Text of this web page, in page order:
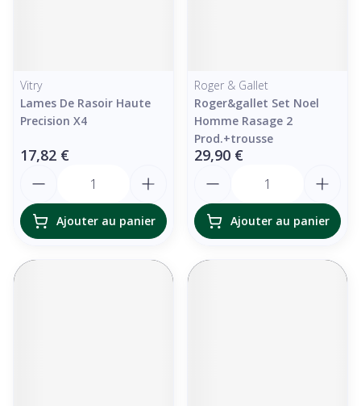
Vitry
Lames De Rasoir Haute
Precision X4
17,82 €
Ajouter au panier
Roger & Gallet
Roger&gallet Set Noel
Homme Rasage 2
Prod.+trousse
29,90 €
Ajouter au panier